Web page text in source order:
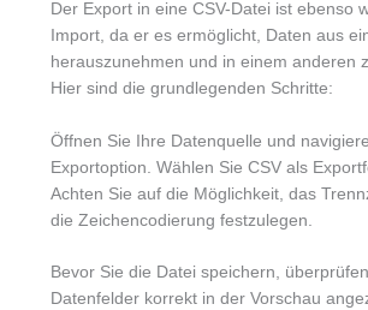
Der Export in eine CSV-Datei ist ebenso
Import, da er es ermöglicht, Daten aus
herauszunehmen und in einem anderen
Hier sind die grundlegenden Schritte:
Öffnen Sie Ihre Datenquelle und
Exportoption. Wählen Sie CSV als
Achten Sie auf die Möglichkeit, das
die Zeichencodierung festzulegen.
Bevor Sie die Datei speichern,
Datenfelder korrekt in der Vorschau